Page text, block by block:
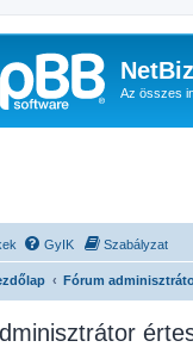
Az összes
GyIK Szabályzat
Fórum